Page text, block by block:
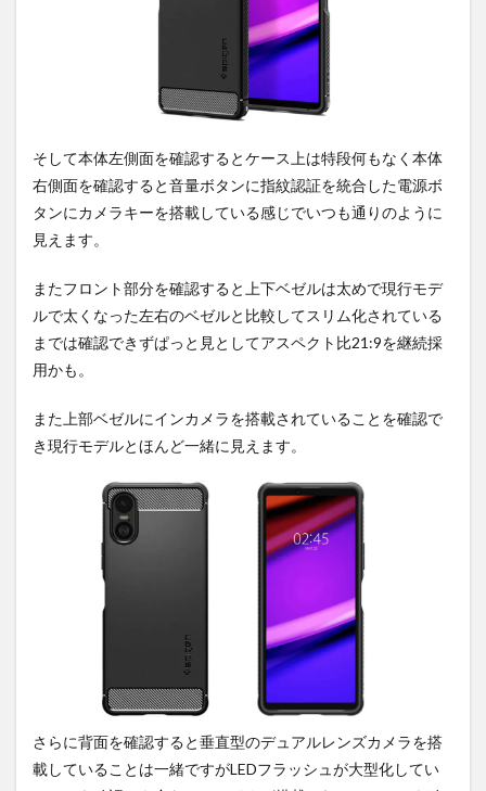
そして本体左側面を確認するとケース上は特段何もなく本体
右側面を確認すると音量ボタンに指紋認証を統合した電源ボ
タンにカメラキーを搭載している感じでいつも通りのように
見えます。
またフロント部分を確認すると上下ベゼルは太めで現行モデ
ルで太くなった左右のベゼルと比較してスリム化されている
までは確認できずぱっと見としてアスペクト比21:9を継続採
用かも。
また上部ベゼルにインカメラを搭載されていることを確認で
き現行モデルとほんど一緒に見えます。
さらに背面を確認すると垂直型のデュアルレンズカメラを搭
載していることは一緒ですがLEDフラッシュが大型化してい